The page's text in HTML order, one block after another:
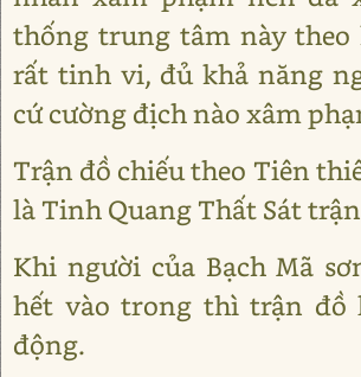
thống trung tâm này theo
rất tinh vi, đủ khả năng
cứ cường địch nào xâm
Trận đồ chiếu theo Tiên
là Tinh Quang Thất Sát
Khi người của Bạch Mã
hết vào trong thì trận đồ
động.